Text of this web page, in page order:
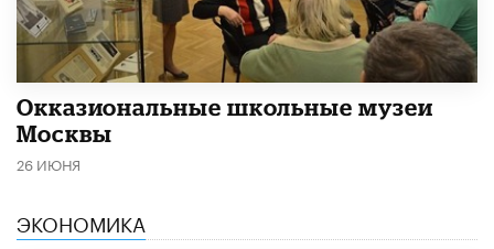
​Окказиональные школьные музеи
Москвы
26 ИЮНЯ
ЭКОНОМИКА